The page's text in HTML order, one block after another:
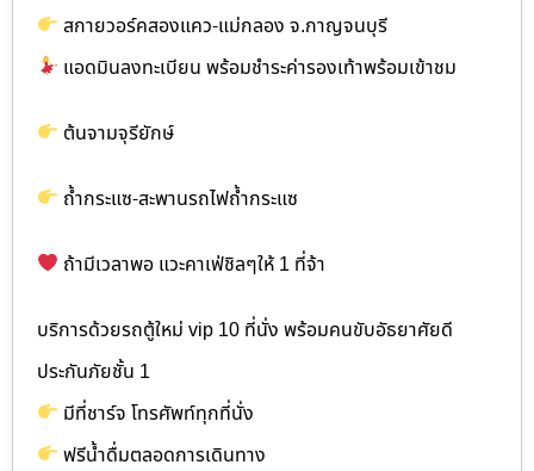
สกายวอร์คสองแคว-แม่กลอง จ.กาญจนบุรี
แอดมินลงทะเบียน พร้อมชำระค่ารองเท้าพร้อมเข้าชม
ต้นจามจุรียักษ์
ถ้ำกระแซ-สะพานรถไฟถ้ำกระแซ
ถ้ามีเวลาพอ แวะคาเฟ่ชิลๆให้ 1 ที่จ้า
บริการด้วยรถตู้ใหม่ vip 10 ที่นั่ง พร้อมคนขับอัธยาศัยดี
ประกันภัยชั้น 1
มีที่ชาร์จ โทรศัพท์ทุกที่นั่ง
ฟรีน้ำดื่มตลอดการเดินทาง